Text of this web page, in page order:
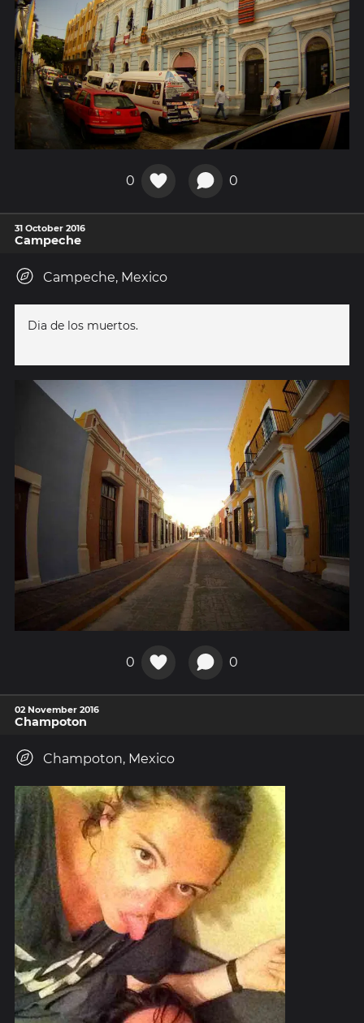
0 0
31 October 2016
Campeche
Campeche, Mexico
Dia de los muertos.
0 0
02 November 2016
Champoton
Champoton, Mexico